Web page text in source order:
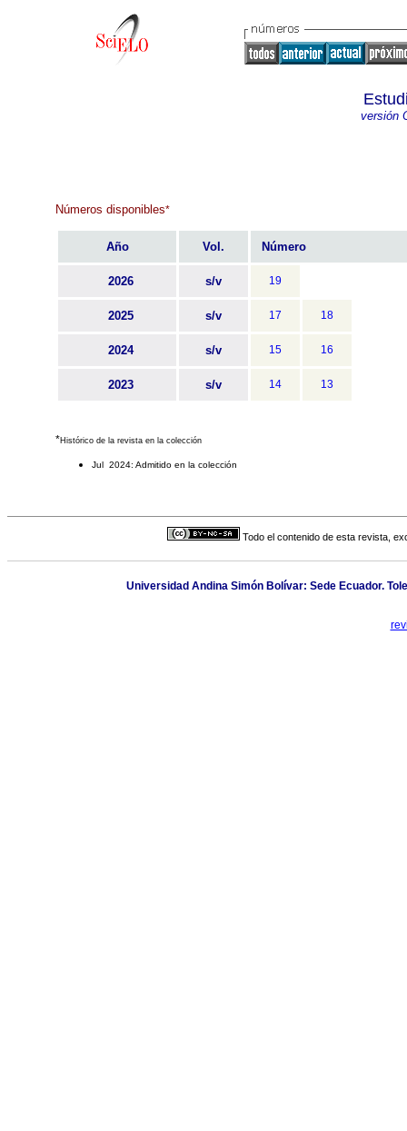
versión
Números disponibles*
Año Vol. Número
2026 s/v 19
2025 s/v 17 18
2024 s/v 15 16
2023 s/v 14 13
*Histórico de la revista en la colección
Jul 2024: Admitido en la colección
Todo el contenido de esta revista,
Universidad Andina Simón Bolívar: Sede Ecuador.